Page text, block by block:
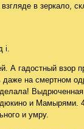
в зеркало,
i.
А гадостный взор
даже на смертном
и Мамырями.
и умру.